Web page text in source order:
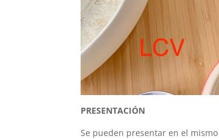
PRESENTACIÓN
Se pueden presentar en el